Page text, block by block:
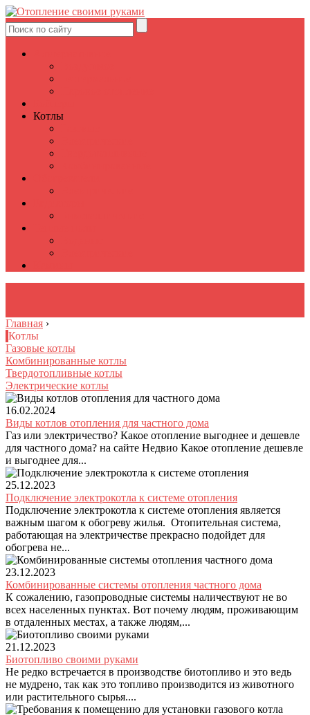
Котлы
Главная ›
Котлы
Газовые котлы
Комбинированные котлы
Твердотопливные котлы
Электрические котлы
16.02.2024
Виды котлов отопления для частного дома
Газ или электричество? Какое отопление выгоднее и дешевле
для частного дома? на сайте Недвио Какое отопление дешевле
и выгоднее для...
25.12.2023
Подключение электрокотла к системе отопления
Подключение электрокотла к системе отопления является
важным шагом к обогреву жилья. Отопительная система,
работающая на электричестве прекрасно подойдет для
обогрева не...
23.12.2023
Комбинированные системы отопления частного дома
К сожалению, газопроводные системы наличествуют не во
всех населенных пунктах. Вот почему людям, проживающим
в отдаленных местах, а также людям,...
21.12.2023
Биотопливо своими руками
Не редко встречается в производстве биотопливо и это ведь
не мудрено, так как это топливо производится из животного
или растительного сырья....